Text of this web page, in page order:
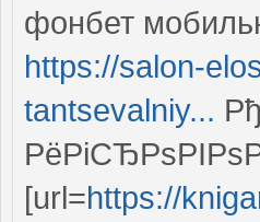
фонбет
https://salon-
tantsevalniy...
[url=https://